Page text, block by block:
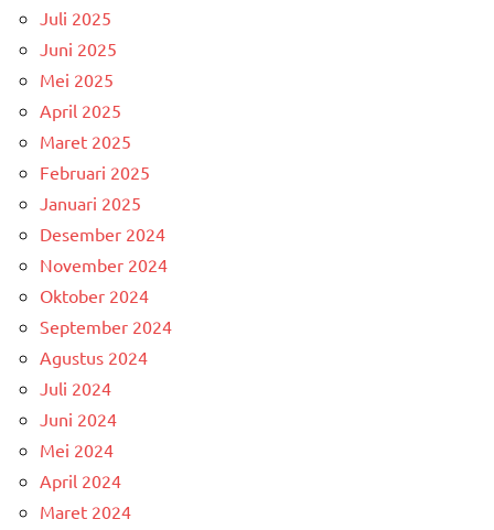
Juli 2025
Juni 2025
Mei 2025
April 2025
Maret 2025
Februari 2025
Januari 2025
Desember 2024
November 2024
Oktober 2024
September 2024
Agustus 2024
Juli 2024
Juni 2024
Mei 2024
April 2024
Maret 2024